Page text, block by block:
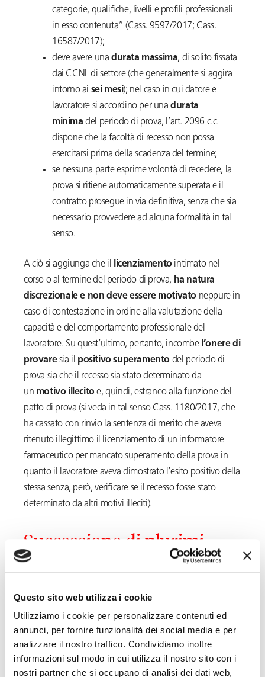
Questo sito web utilizza i cookie
Utilizziamo i cookie per personalizzare contenuti ed
annunci, per fornire funzionalità dei social media e per
analizzare il nostro traffico. Condividiamo inoltre
informazioni sul modo in cui utilizza il nostro sito con i
nostri partner che si occupano di analisi dei dati web,
categorie, qualifiche, livelli e profili professionali
in esso contenuta” (Cass. 9597/2017; Cass.
16587/2017);
deve avere una durata massima, di solito fissata
dai CCNL di settore (che generalmente si aggira
intorno ai sei mesi); nel caso in cui datore e
lavoratore si accordino per unadurata
minima del periodo di prova, l’art. 2096 c.c.
dispone che la facoltà di recesso non possa
esercitarsi prima della scadenza del termine;
se nessuna parte esprime volontà di recedere, la
prova si ritiene automaticamente superata e il
contratto prosegue in via definitiva, senza che sia
necessario provvedere ad alcuna formalità in tal
senso.
A ciò si aggiunga che il licenziamentointimato nel
corso o al termine del periodo di prova, ha natura
discrezionale e non deve essere motivato neppure in
caso di contestazione in ordine alla valutazione della
capacità e del comportamento professionale del
lavoratore. Su quest’ultimo, pertanto, incombe l’onere di
provaresia il positivo superamento del periodo di
prova sia che il recesso sia stato determinato da
un motivo illecitoe, quindi, estraneo alla funzione del
patto di prova (si veda in tal senso Cass. 1180/2017, che
ha cassato con rinvio la sentenza di merito che aveva
ritenuto illegittimo il licenziamento di un informatore
farmaceutico per mancato superamento della prova in
quanto il lavoratore aveva dimostrato l’esito positivo della
stessa senza, però, verificare se il recesso fosse stato
determinato da altri motivi illeciti).
Successione di plurimi
patti di prova
Come anticipato, laratio del patto di prova è quella di
consentire a entrambe le parti di valutare lareciproca
convenienzadel contratto.